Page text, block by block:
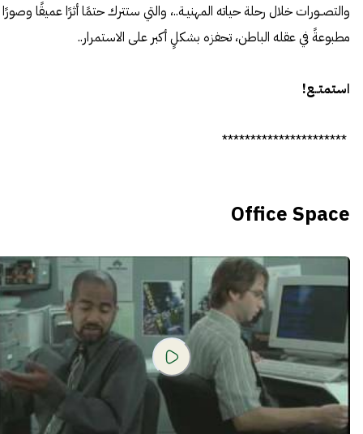
والتصــورات خلال رحلة حياته المهنيـة..، والتي ستترك حتمًا أثرًا عميقًا وصورًا
مطبوعةً في عقله الباطن، تحفزه بشكلٍ أكبر على الاستمرار..
استمتــع!
**********************
Office Space